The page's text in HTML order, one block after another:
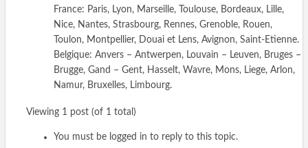
France: Paris, Lyon, Marseille, Toulouse, Bordeaux, Lille,
Nice, Nantes, Strasbourg, Rennes, Grenoble, Rouen,
Toulon, Montpellier, Douai et Lens, Avignon, Saint-Etienne.
Belgique: Anvers – Antwerpen, Louvain – Leuven, Bruges –
Brugge, Gand – Gent, Hasselt, Wavre, Mons, Liege, Arlon,
Namur, Bruxelles, Limbourg.
Viewing 1 post (of 1 total)
You must be logged in to reply to this topic.